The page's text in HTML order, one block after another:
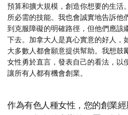
預算和擴大規模，創造你想要的生活
所必需的技能。我也會誠實地告訴他
到克服障礙的明確路徑，但他們應該
下去。加拿大人是真心實意的好人，
大多數人都會願意提供幫助。我想鼓
女性勇於直言，發表自己的看法，以
讓所有人都有機會創業。
作為有色人種女性，您的創業